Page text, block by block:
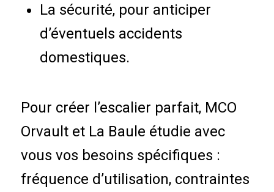
La sécurité, pour anticiper
d’éventuels accidents
domestiques.
Pour créer l’escalier parfait, MCO
Orvault et La Baule étudie avec
vous vos besoins spécifiques :
fréquence d’utilisation, contraintes